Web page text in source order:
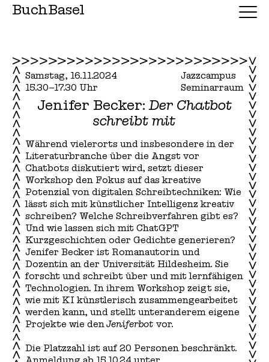
BuchBasel
Samstag, 16.11.2024
15.30–17.30 Uhr
Jazzcampus
Seminarraum
Jenifer Becker:Der Chatbot
schreibt mit
Während vielerorts und insbesondere in der
Literaturbranche über die Angst vor
Chatbots diskutiert wird, setzt dieser
Workshop den Fokus auf das kreative
Potenzial von digitalen Schreibtechniken: Wie
lässt sich mit künstlicher Intelligenz kreativ
schreiben? Welche Schreibverfahren gibt es?
Und wie lassen sich mit ChatGPT
Kurzgeschichten oder Gedichte generieren?
Jenifer Becker ist Romanautorin und
Dozentin an der Universität Hildesheim. Sie
forscht und schreibt über und mit lernfähigen
Technologien. In ihrem Workshop zeigt sie,
wie mit KI künstlerisch zusammengearbeitet
werden kann, und stellt unteranderem eigene
Projekte wie denJeniferbot vor.
Die Platzzahl ist auf 20 Personen beschränkt.